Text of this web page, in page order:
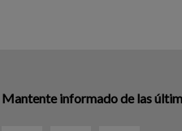
Mantente informado de las